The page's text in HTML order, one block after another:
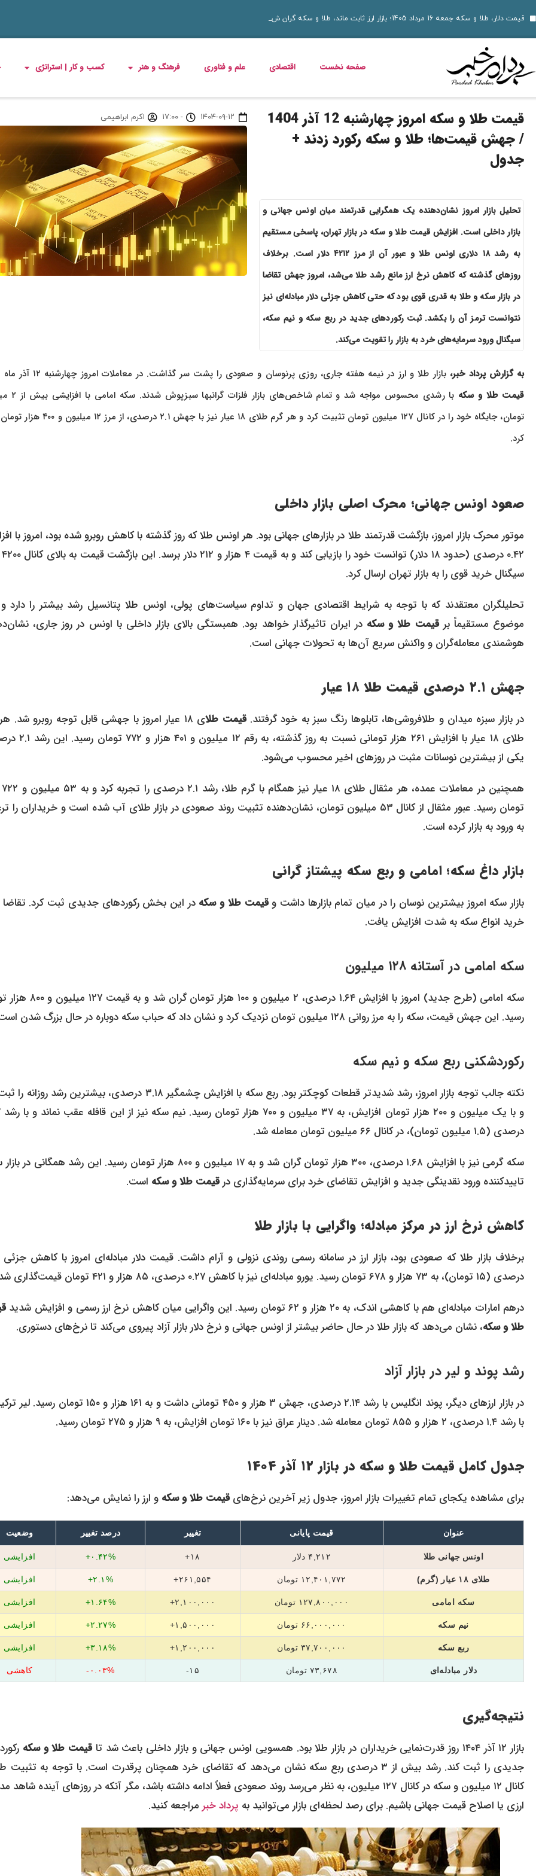
قیمت دلار، طلا و سکه جمعه 16 مرداد 1405؛ بازار ارز ثابت ماند، طلا و سکه گران شدند
بازگشت مازیار لرستانی به تلویزیون؛ شروع ساخت تله‌فیلم جدید
بدترین عوارض ناس؛ مخدر ناس چه ماجرایی دارد که نمیدانیم؟
خواص گیاه خرفه؛ فواید خرفه برای سلامت، پوست و کاهش وزن
قیمت مرغ، ماهی و تخم مرغ امروز پنجشنبه 15 مرداد 1405 + جدول قیمت
استعلام کالابرگ الکترونیکی و وضعیت دهک‌بندی یارانه 1405؛ راهنمای کامل، رسمی و به‌روز
قیمت دلار، طلا، سکه و ارز امروز 15 مرداد 1405 + جدول کامل
10 نمونه از نقاط قوت و ضعف برای مصاحبه‌ های شغلی ۱۴۰۵
صفحه نخست اقتصادی علم و فناوری فرهنگ و هنر کسب و کار | استراتژی
قیمت طلا و سکه امروز چهارشنبه 12 آذر 1404
/ جهش قیمت‌ها؛ طلا و سکه رکورد زدند +
جدول
تحلیل بازار امروز نشان‌دهنده یک همگرایی قدرتمند میان اونس جهانی و
بازار داخلی است. افزایش قیمت طلا و سکه در بازار تهران، پاسخی مستقیم
به رشد ۱۸ دلاری اونس طلا و عبور آن از مرز ۴۲۱۲ دلار است. برخلاف
روزهای گذشته که کاهش نرخ ارز مانع رشد طلا می‌شد، امروز جهش تقاضا
در بازار سکه و طلا به قدری قوی بود که حتی کاهش جزئی دلار مبادله‌ای نیز
نتوانست ترمز آن را بکشد. ثبت رکوردهای جدید در ربع سکه و نیم سکه،
سیگنال ورود سرمایه‌های خرد به بازار را تقویت می‌کند.
۱۴۰۴-۰۹-۱۲ - ۱۷:۰۰ اکرم ابراهیمی
به گزارش پرداد خبر، بازار طلا و ارز در نیمه هفته جاری، روزی پرنوسان و صعودی را پشت سر گذاشت. در معاملات امروز چهارشنبه ۱۲ آذر ماه ۱۴۰۴،
قیمت طلا و سکه
با رشدی محسوس مواجه شد و تمام
تومان، جایگاه خود را در کانال ۱۲۷ میلیون تومان تثبیت کرد و هر گرم طلای ۱۸ عیار نیز با جهش
کرد.
صعود اونس جهانی؛ محرک اصلی بازار داخلی
موتور محرک بازار امروز، بازگشت قدرتمند طلا در بازارهای جهانی بود. هر اونس طلا که روز گذشته با کاهش روبرو شده بود، امروز با
سیگنال خرید قوی را به بازار تهران ارسال کرد.
تحلیلگران معتقدند که با توجه به شرایط اقتصادی جهان و تداوم سیاست‌های پولی، اونس طلا پتانسیل رشد بیشتر را دارد
موضوع مستقیماً برقیمت طلا و سکه در ایران تاثیرگذار خواهد بود. همبستگی بالای بازار داخلی با اونس در روز جاری،
هوشمندی معامله‌گران و واکنش سریع آن‌ها به تحولات جهانی است.
جهش ۲.۱ درصدی قیمت طلا ۱۸ عیار
در بازار سبزه میدان و طلافروشی‌ها، تابلوها رنگ سبز به خود گرفتند.قیمت طلا
ی ۱۸ عیار امروز با جهشی قابل توجه روبرو شد.
طلای ۱۸ عیار با افزایش ۲۶۱ هزار تومانی نسبت به روز
یکی از بیشترین نوسانات مثبت در روزهای اخیر محسوب می‌شود.
همچنین
تومان رسید. عبور مثقال از کانال ۵۳ میلیون تومان، نشان‌دهنده تثبیت روند صعودی در بازار طلای آب شده است و خریداران
به ورود به بازار کرده است.
بازار داغ سکه؛ امامی و ربع سکه پیشتاز گرانی
بازار سکه امروز بیشترین نوسان را در میان تمام بازارها داشت وقیمت طلا و سکه در این بخش رکوردهای جدیدی ثبت کرد. تقاضا
خرید انواع سکه به شدت افزایش یافت.
سکه امامی در آستانه ۱۲۸ میلیون
سکه امامی (طرح جدید) امروز با افزایش ۱.۶۴ درصدی، ۲ میلیون و
رسید. این جهش قیمت، سکه را به مرز روانی ۱۲۸ میلیون تومان نزدیک کرد و نشان داد که حباب سکه دوباره در حال بزرگ شدن است.
رکوردشکنی ربع سکه و نیم سکه
نکته جالب توجه بازار امروز، رشد شدیدتر قطعات کوچکتر بود. ربع سکه با افزایش چشمگیر ۳.۱۸ درصدی، بیشترین رشد
و
درصدی (۱.۵ میلیون تومان)، در کانال ۶۶ میلیون تومان معامله شد.
سکه گرمی نیز با افزایش ۱.۶۸ درصدی، ۳۰۰ هزار تومان گران شد و به ۱۷ میلیون و ۸۰۰ هزار تومان رسید. این رشد همگانی
تاییدکننده ورود نقدینگی جدید و افزایش تقاضای خرد برای سرمایه‌گذاری درقیمت طلا و سکه است.
کاهش نرخ ارز در مرکز مبادله؛ واگرایی با بازار طلا
درصدی (۱۵ تومان)، به ۷۳ هزار و ۶۷۸ تومان رسید. یورو مبادله‌ای نیز با کاهش ۰.۲۷ درصدی، ۸۵ هزار و ۴۲۱ تومان قیمت‌گذاری شد.
درهم امارات مبادله‌ای هم با کاهشی اندک، به ۲۰ هزار و ۶۲ تومان رسید. این واگرایی میان کاهش نرخ ارز رسمی و افزایش شدید
طلا و سکه، نشان می‌دهد که بازار طلا در حال حاضر بیشتر از اونس جهانی و نرخ دلار بازار آزاد پیروی می‌کند تا نرخ‌های دستوری.
رشد پوند و لیر در بازار آزاد
در بازار ارزهای دیگر، پوند انگلیس با رشد ۲.۱۴ درصدی، جهش ۳ هزار و ۴۵۰ تومانی داشت و به ۱۶۱ هزار و
با رشد ۱.۴ درصدی، ۲ هزار و ۸۵۵ تومان معامله شد. دینار عراق نیز با ۱۶۰ تومان افزایش، به ۹ هزار و ۲۷۵ تومان رسید.
جدول کامل قیمت‌ طلا و سکه در بازار ۱۲ آذر ۱۴۰۴
برای مشاهده یکجای تمام تغییرات بازار امروز، جدول زیر آخرین نرخ‌هایقیمت طلا و سکه و ارز را نمایش می‌دهد:
عنوان قیمت پایانی تغییر درصد تغییر وضعیت
اونس جهانی طلا ۴,۲۱۲ دلار ۱۸+ ۰.۴۲%+ افزایشی
طلای ۱۸ عیار (گرم) ۱۲,۴۰۱,۷۷۲ تومان ۲۶۱,۵۵۴+ ۲.۱%+ افزایشی
سکه امامی ۱۲۷,۸۰۰,۰۰۰ تومان ۲,۱۰۰,۰۰۰+ ۱.۶۴%+ افزایشی
نیم سکه ۶۶,۰۰۰,۰۰۰ تومان ۱,۵۰۰,۰۰۰+ ۲.۲۷%+ افزایشی
ربع سکه ۳۷,۷۰۰,۰۰۰ تومان ۱,۲۰۰,۰۰۰+ ۳.۱۸%+ افزایشی
دلار مبادله‌ای ۷۳,۶۷۸ تومان ۱۵- ۰.۰۳%- کاهشی
نتیجه‌گیری
بازار ۱۲ آذر ۱۴۰۴ روز قدرت‌نمایی خریداران در بازار طلا بود. همسویی اونس جهانی و بازار داخلی باعث شد تا قیمت طلا و سکه
جدیدی را ثبت کند. رشد بیش از ۳ درصدی ربع سکه نشان می‌دهد که تقاضای خرد همچنان پرقدرت است. با توجه به تثبیت
کانال ۱۲ میلیون و سکه در کانال ۱۲۷ میلیون، به نظر می‌رسد روند صعودی فعلاً ادامه داشته باشد، مگر آنکه در روزهای آینده شاهد
ارزی یا اصلاح قیمت جهانی باشیم. برای رصد لحظه‌ای بازار می‌توانید به پرداد خبرمراجعه کنید.